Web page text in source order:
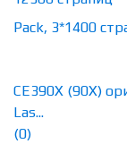
CE390X (90X)
Las...
(0)